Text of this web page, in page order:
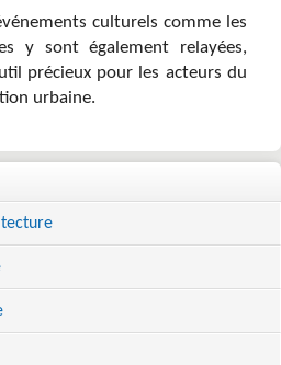
culturels comme les
y sont également relayées,
précieux pour les acteurs du
urbaine.